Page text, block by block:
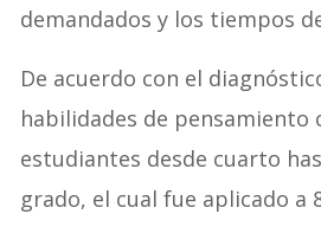
demandados y los tiempos
De acuerdo con el
habilidades de pensamiento
estudiantes desde cuarto
grado, el cual fue aplicado a